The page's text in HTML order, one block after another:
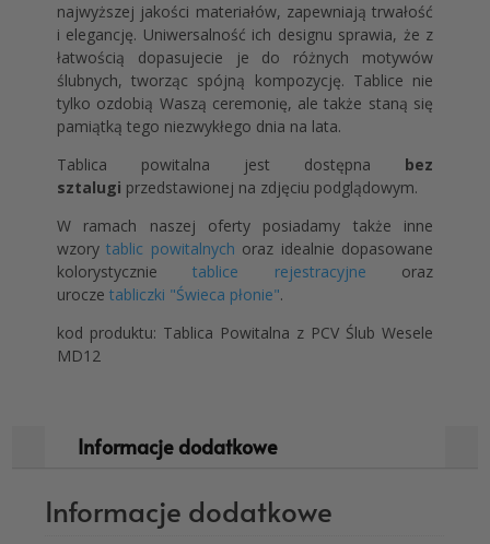
najwyższej jakości materiałów, zapewniają trwałość
i elegancję. Uniwersalność ich designu sprawia, że z
łatwością dopasujecie je do różnych motywów
ślubnych, tworząc spójną kompozycję. Tablice nie
tylko ozdobią Waszą ceremonię, ale także staną się
pamiątką tego niezwykłego dnia na lata.
Tablica powitalna jest dostępna bez
sztalugi przedstawionej na zdjęciu podglądowym.
W ramach naszej oferty posiadamy także inne
wzorytablic powitalnych oraz idealnie dopasowane
kolorystycznietablice rejestracyjne oraz
urocze tabliczki "Świeca płonie".
kod produktu: Tablica Powitalna z PCV Ślub Wesele
MD12
Informacje dodatkowe
Informacje dodatkowe